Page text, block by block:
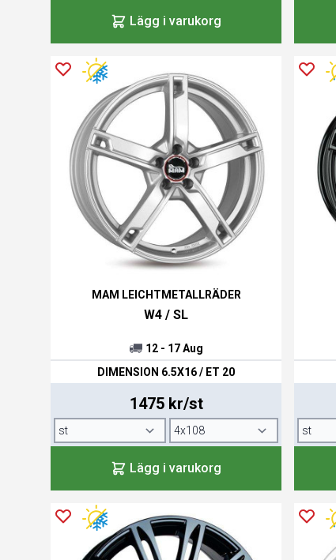
Lägg i varukorg
MAM LEICHTMETALLRÄDER
W4 / SL
12 - 17 Aug
DIMENSION 6.5X16 / ET 20
1475 kr/st
Lägg i varukorg